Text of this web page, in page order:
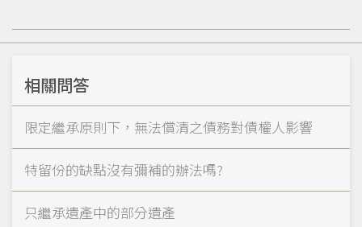
相關問答
限定繼承原則下，無法償清之債務對債權人影響
特留份的缺點沒有彌補的辦法嗎?
只繼承遺產中的部分遺產